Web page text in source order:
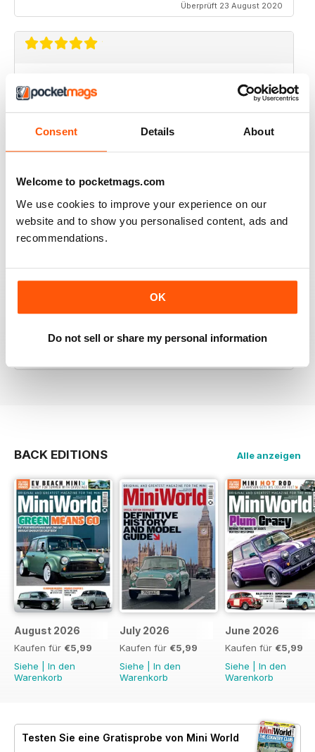
Consent Details About
Welcome to pocketmags.com
We use cookies to improve your experience on our
website and to show you personalised content, ads and
recommendations.
OK
Do not sell or share my personal information
Überprüft 23 August 2020
Always enjoyed the magazine
Great magazine for Mini owners and lovers
EXCELLENT
Love it, love it, love it!
BACK EDITIONS Alle anzeigen
August 2026
Kaufen für €5,99
Siehe
In den
Warenkorb
July 2026
Kaufen für €5,99
Siehe
In den
Warenkorb
June 2026
Kaufen für €5,99
Siehe
In den
Warenkorb
Testen Sie eine Gratisprobe von Mini World